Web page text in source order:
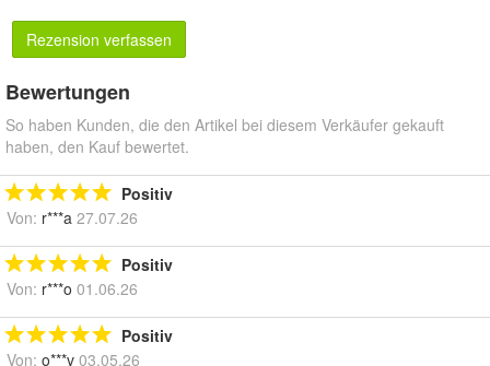
Rezension verfassen
Bewertungen
So haben Kunden, die den Artikel bei diesem Verkäufer gekauft
haben, den Kauf bewertet.
Positiv
Von: r***a 27.07.26
Positiv
Von: r***o 01.06.26
Positiv
Von: o***v 03.05.26